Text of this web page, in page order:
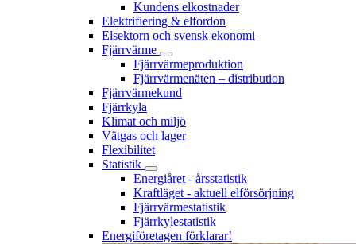
Kundens elkostnader
Elektrifiering & elfordon
Elsektorn och svensk ekonomi
Fjärrvärme
Fjärrvärmeproduktion
Fjärrvärmenäten – distribution
Fjärrvärmekund
Fjärrkyla
Klimat och miljö
Vätgas och lager
Flexibilitet
Statistik
Energiåret - årsstatistik
Kraftläget - aktuell elförsörjning
Fjärrvärmestatistik
Fjärrkylestatistik
Energiföretagen förklarar!